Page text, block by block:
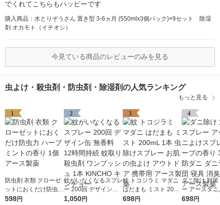
でくれてこちらもハッピーです
購入商品：水とりぞうさん 置き型 3-6ヵ月 (550mlx3個パック)×9セット 除湿
剤 オカモト（イチオシ）
今見ている商品のレビューのみを見る
虫よけ・殺虫剤・防虫剤・除湿剤の人気ランキング
もっと見る
1
防虫剤 衣類 クローゼ
ットにおくだけ防虫力
ハーブミントの香り 1
598円
2
蚊がいなくなるスプレ
ー 200回 デザイン缶
無香料 12時間持続 蚊
1,050円
3
蚊 トコジラミ マダニ
はだまも ミスト 200
mL 1本 虫除けスプレ
698円
4
ダニ除け 対
ー アースダ
プレー ハーブ
698円